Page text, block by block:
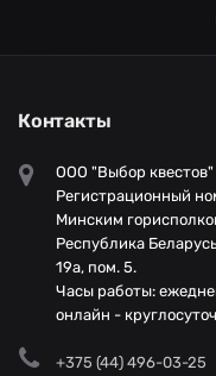
Контакты
ООО "Выбор квестов"
Регистрационный
Минским
Республика
19а, пом. 5.
Часы работы:
онлайн -
+375 (44) 496-03-25